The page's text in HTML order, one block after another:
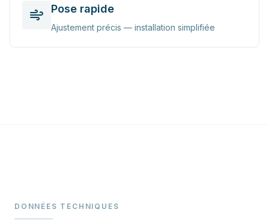
Pose rapide
Ajustement précis — installation simplifiée
DONNÉES TECHNIQUES